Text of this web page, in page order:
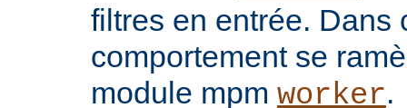
filtres en entrée. Dans
comportement se
module mpm worker.